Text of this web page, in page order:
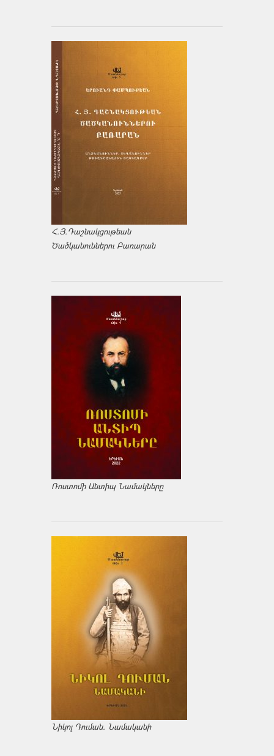
Հ.Յ.Դաշնակցութեան
Ծածկանուններու Բառարան
Ռոստոմի Անտիպ Նամակները
Նիկոլ Դուման. Նամականի